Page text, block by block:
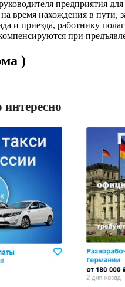
предприятия
время нахождения в пути,
и приезда, работнику
при
)
интересно